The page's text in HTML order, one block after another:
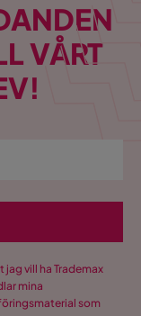
VÅRT
vill ha Trademax
mina
som